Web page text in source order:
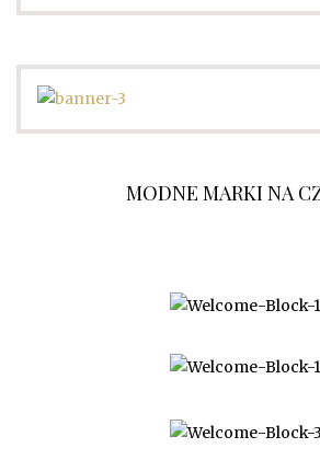
MODNE MARKI NA
WSPÓŁPRACA